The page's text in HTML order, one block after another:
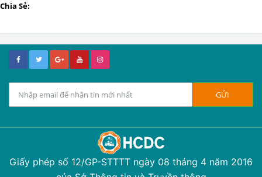
Chia Sẻ:
Giấy phép số 12/GP-STTTT ngày 08 tháng 4 năm 2016